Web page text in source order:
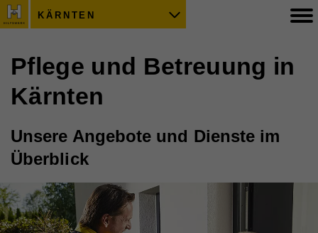
KÄRNTEN
Pflege und Betreuung in
Kärnten
Unsere Angebote und Dienste im
Überblick